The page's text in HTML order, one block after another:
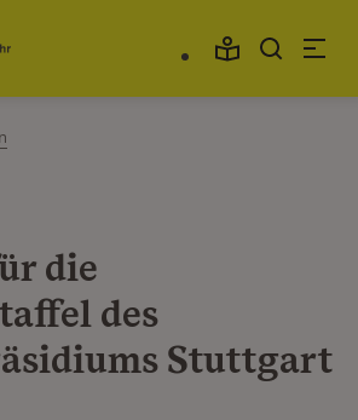
die
des
Stuttgart